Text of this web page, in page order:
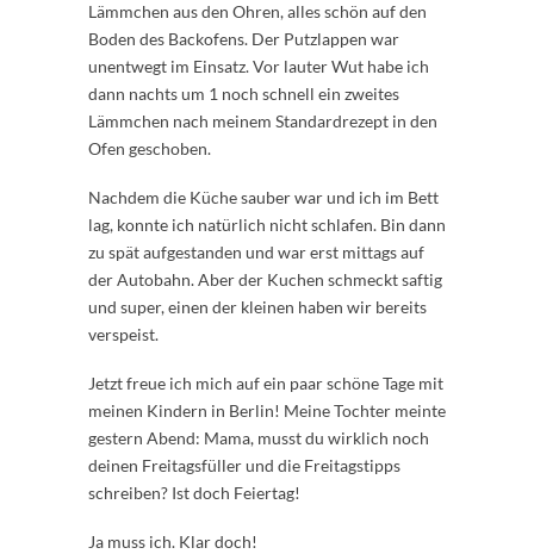
Lämmchen aus den Ohren, alles schön auf den
Boden des Backofens. Der Putzlappen war
unentwegt im Einsatz. Vor lauter Wut habe ich
dann nachts um 1 noch schnell ein zweites
Lämmchen nach meinem Standardrezept in den
Ofen geschoben.
Nachdem die Küche sauber war und ich im Bett
lag, konnte ich natürlich nicht schlafen. Bin dann
zu spät aufgestanden und war erst mittags auf
der Autobahn. Aber der Kuchen schmeckt saftig
und super, einen der kleinen haben wir bereits
verspeist.
Jetzt freue ich mich auf ein paar schöne Tage mit
meinen Kindern in Berlin! Meine Tochter meinte
gestern Abend: Mama, musst du wirklich noch
deinen Freitagsfüller und die Freitagstipps
schreiben? Ist doch Feiertag!
Ja muss ich. Klar doch!